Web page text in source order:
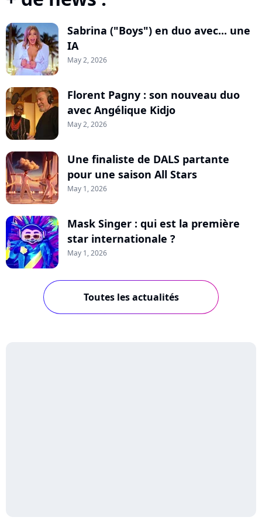
Sabrina ("Boys") en duo avec... une
IA
May 2, 2026
Florent Pagny : son nouveau duo
avec Angélique Kidjo
May 2, 2026
Une finaliste de DALS partante
pour une saison All Stars
May 1, 2026
Mask Singer : qui est la première
star internationale ?
May 1, 2026
Toutes les actualités